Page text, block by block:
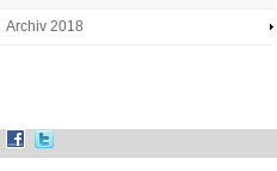
Archiv 2018